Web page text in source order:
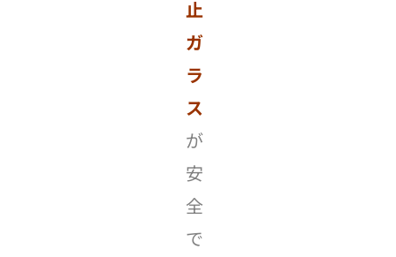
止
ガ
ラ
ス
が
安
全
で